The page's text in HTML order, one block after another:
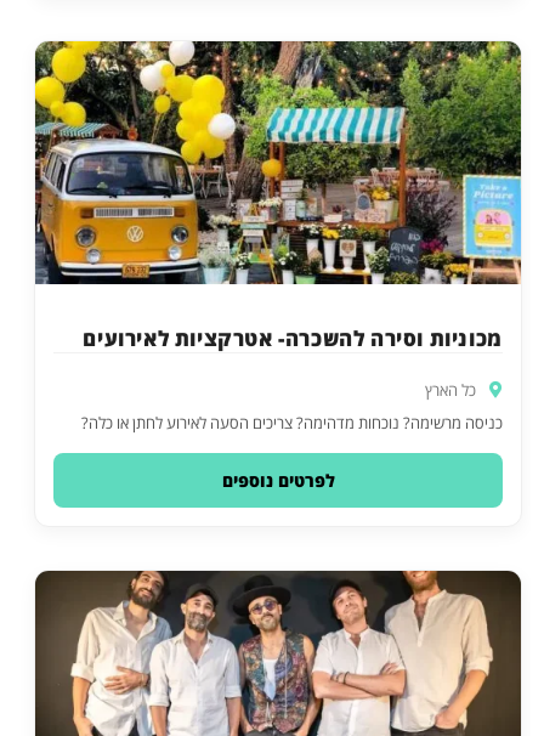
מכוניות וסירה להשכרה- אטרקציות לאירועים
כל הארץ
כניסה מרשימה? נוכחות מדהימה? צריכים הסעה לאירוע לחתן או כלה?
לפרטים נוספים